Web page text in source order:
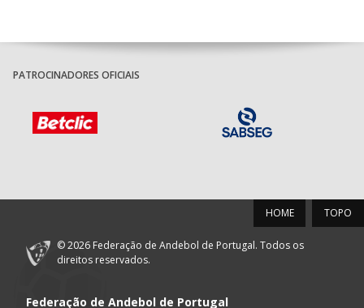
PATROCINADORES OFICIAIS
TOPO
HOME
© 2026 Federação de Andebol de Portugal. Todos os
direitos reservados.
Federação de Andebol de Portugal